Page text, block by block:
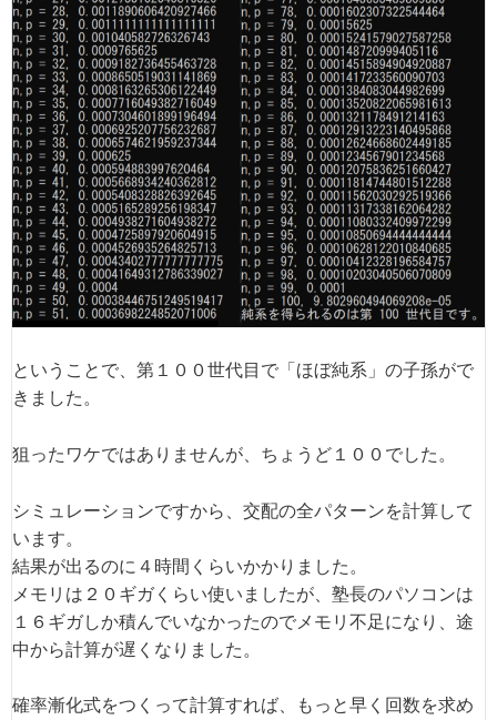
ということで、第１００世代目で「ほぼ純系」の子孫がで
きました。
狙ったワケではありませんが、ちょうど１００でした。
シミュレーションですから、交配の全パターンを計算して
います。
結果が出るのに４時間くらいかかりました。
メモリは２０ギガくらい使いましたが、塾長のパソコンは
１６ギガしか積んでいなかったのでメモリ不足になり、途
中から計算が遅くなりました。
確率漸化式をつくって計算すれば、もっと早く回数を求め